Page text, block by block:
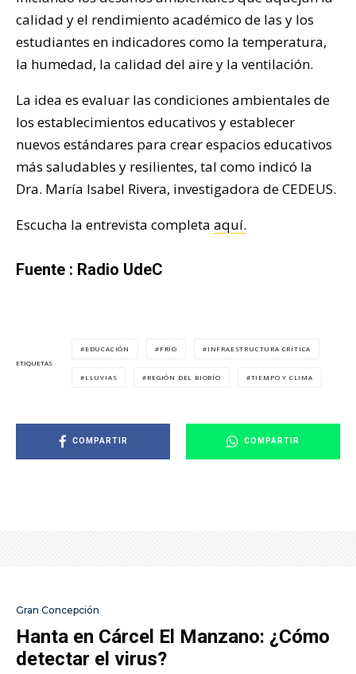
calidad y el rendimiento académico de las y los
estudiantes en indicadores como la temperatura,
la humedad, la calidad del aire y la ventilación.
La idea es evaluar las condiciones ambientales de
los establecimientos educativos y establecer
nuevos estándares para crear espacios educativos
más saludables y resilientes, tal como indicó la
Dra. María Isabel Rivera, investigadora de CEDEUS.
Escucha la entrevista completa aquí.
Fuente : Radio UdeC
ETIQUETAS
EDUCACIÓN FRÍO INFRAESTRUCTURA CRÍTICA
LLUVIAS REGIÓN DEL BIOBÍO TIEMPO Y CLIMA
COMPARTIR COMPARTIR
Gran Concepción
Hanta en Cárcel El Manzano: ¿Cómo
detectar el virus?